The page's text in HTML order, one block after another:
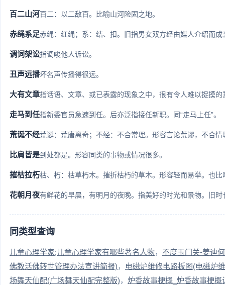
百二山河百二：以二敌百。比喻山河险固之地。
赤绳系足赤绳：红绳；系：结、扣。旧指男女双方经由媒人介绍而成
调词架讼指调唆他人诉讼。
丑声远播坏名声传播得很远。
大有文章指话语、文章、或已表露的现象之中，很有令人难以捉摸的
走马到任指新委官员急速到任。后亦泛指接任新职。同“走马上任”。
荒诞不经荒诞：荒唐离奇；不经：不合常理。形容言论荒谬，不合情
比肩皆是到处都是。形容同类的事物或情况很多。
摧枯拉朽枯、朽：枯草朽木。摧折枯朽的草木。形容轻而易举。也
花朝月夜有鲜花的早晨，有明月的夜晚。指美好的时光和景物。旧
同类型查询
儿童心理学家;儿童心理学家有哪些著名人物
不度玉门关-姜迪
佛教活佛转世管理办法宣讲简报)
电磁炉维修电路板图(电磁炉
场舞天仙配(广场舞天仙配完整版)
炉香故事梗概_炉香故事梗概